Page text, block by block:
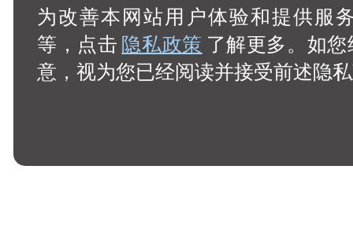
为改善本网站用户体验和提供服
等，点击隐私政策 了解更多。如
意，视为您已经阅读并接受前述隐